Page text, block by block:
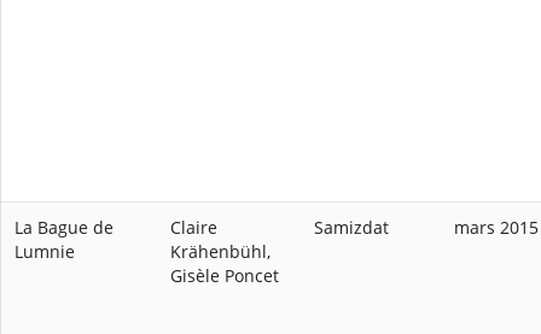
La Bague de
Lumnie
Claire
Krähenbühl,
Gisèle Poncet
Samizdat mars 2015